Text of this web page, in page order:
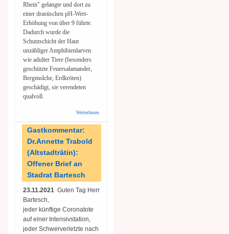
Rhein" gelangte und dort zu
einer drastischen pH-Wert-
Erhöhung von über 9 führte.
Dadurch wurde die
Schutzschicht der Haut
unzähliger Amphibienlarven
wie adulter Tiere (besonders
geschützte Feuersalamander,
Bergmolche, Erdkröten)
geschädigt, sie verendeten
qualvoll.
Weiterlesen
Gastkommentar:
Dr.Annette Trabold
(Altstadträtin):
Offener Brief an
Stadrat Bartesch
23.11.2021 Guten Tag Herr
Bartesch,
jeder künftige Coronatote
auf einer Intensivstation,
jeder Schwerverletzte nach